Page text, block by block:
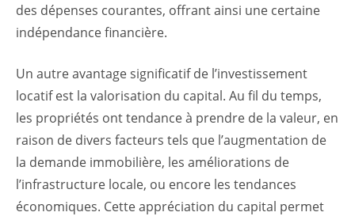
des dépenses courantes, offrant ainsi une certaine
indépendance financière.
Un autre avantage significatif de l’investissement
locatif est la valorisation du capital. Au fil du temps,
les propriétés ont tendance à prendre de la valeur, en
raison de divers facteurs tels que l’augmentation de
la demande immobilière, les améliorations de
l’infrastructure locale, ou encore les tendances
économiques. Cette appréciation du capital permet